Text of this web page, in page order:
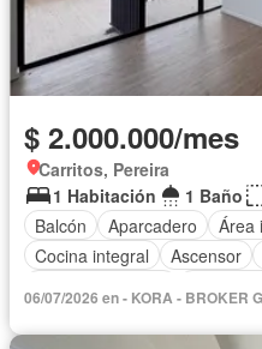
$ 2.000.000/mes
Carritos, Pereira
1 Habitación
1 Baño
Balcón
Aparcadero Área
Cocina integral
Ascensor
06/07/2026 en - KORA - BROKER